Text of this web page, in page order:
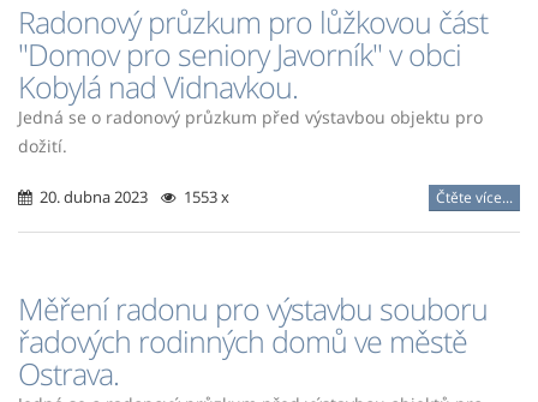
Radonový průzkum pro lůžkovou část
"Domov pro seniory Javorník" v obci
Kobylá nad Vidnavkou.
Jedná se o radonový průzkum před výstavbou objektu pro
dožití.
20. dubna 2023 1553 x Čtěte více...
Měření radonu pro výstavbu souboru
řadových rodinných domů ve městě
Ostrava.